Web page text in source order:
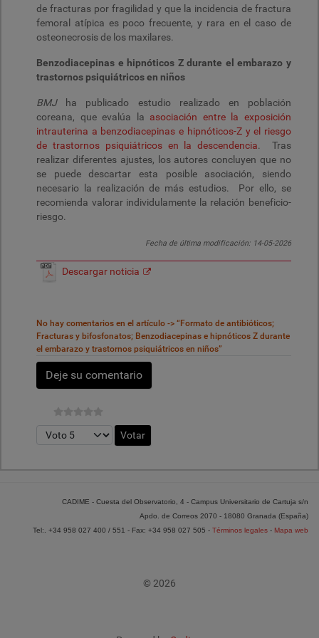
de fracturas por fragilidad y que la incidencia de fractura
femoral atípica es poco frecuente, y rara en el caso de
osteonecrosis de los maxilares.
Benzodiacepinas e hipnóticos Z durante el embarazo y
trastornos psiquiátricos en niños
BMJha publicado estudio realizado en población
coreana, que evalúa la asociación entre la exposición
intrauterina a benzodiacepinas e hipnóticos-Z y el riesgo
de trastornos psiquiátricos en la descendencia. Tras
realizar diferentes ajustes, los autores concluyen que no
se puede descartar esta posible asociación, siendo
necesario la realización de más estudios.
Por ello, se
recomienda valorar individulamente la relación beneficio-
riesgo.
Fecha de última modificación: 14-05-2026
Descargar noticia
No hay comentarios en el artículo -> “Formato de antibióticos;
Fracturas y bifosfonatos; Benzodiacepinas e hipnóticos Z durante
el embarazo y trastornos psiquiátricos en niños”
Deje su comentario
Por favor, vote
CADIME - Cuesta del Observatorio, 4 - Campus Universitario de Cartuja s/n
Apdo. de Correos 2070 - 18080 Granada (España)
Tel:. +34 958 027 400 / 551 - Fax: +34 958 027 505 - Términos legales - Mapa web
© 2026